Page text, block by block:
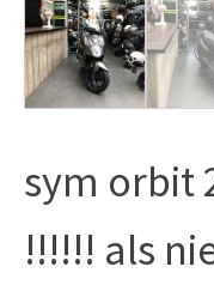
sym orbit
!!!!!! als